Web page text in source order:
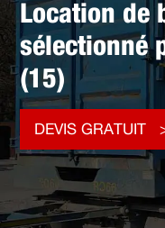
Location de
sélectionné
(15)
DEVIS GRATUIT